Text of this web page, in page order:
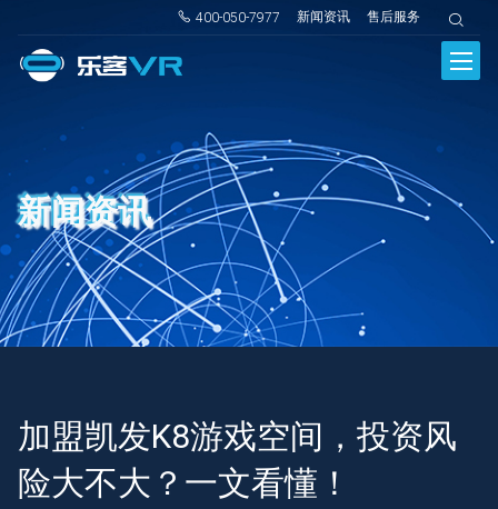
400-050-7977 新闻资讯 售后服务
新闻资讯
加盟凯发K8游戏空间，投资风
险大不大？一文看懂！